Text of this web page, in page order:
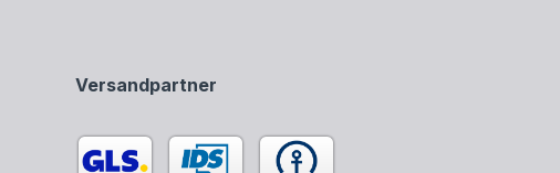
Versandpartner